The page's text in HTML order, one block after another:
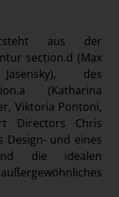
aus der
section.d (Max
des
(Katharina
Viktoria Pontoni,
Directors Chris
Design- und eines
die idealen